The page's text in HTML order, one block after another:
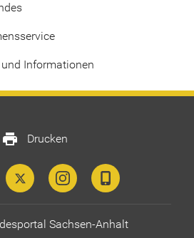
Informationen
print Drucken
Sachsen-Anhalt